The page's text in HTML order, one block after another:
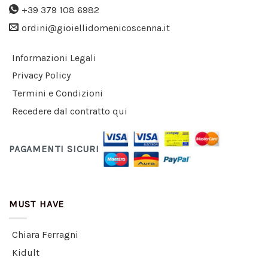
+39 379 108 6982
ordini@gioiellidomenicoscenna.it
Informazioni Legali
Privacy Policy
Termini e Condizioni
Recedere dal contratto qui
PAGAMENTI SICURI
MUST HAVE
Chiara Ferragni
Kidult